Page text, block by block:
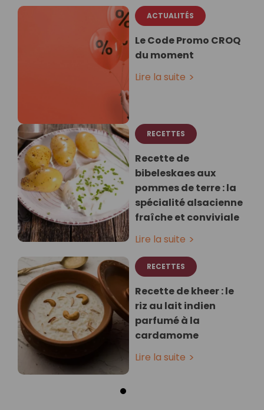
ACTUALITÉS
Le Code Promo CROQ
du moment
Lire la suite
RECETTES
Recette de
bibeleskaes aux
pommes de terre : la
spécialité alsacienne
fraîche et conviviale
Lire la suite
RECETTES
Recette de kheer : le
riz au lait indien
parfumé à la
cardamome
Lire la suite